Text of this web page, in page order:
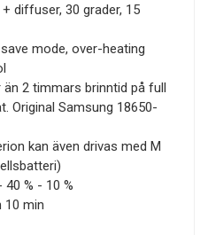
diffuser, 30 grader, 15
mode, over-heating
2 timmars brinntid på full
Original Samsung 18650-
kan även drivas med M
40 % - 10 %
10 min